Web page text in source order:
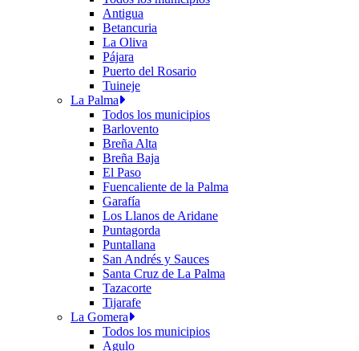
Antigua
Betancuria
La Oliva
Pájara
Puerto del Rosario
Tuineje
La Palma
Todos los municipios
Barlovento
Breña Alta
Breña Baja
El Paso
Fuencaliente de la Palma
Garafía
Los Llanos de Aridane
Puntagorda
Puntallana
San Andrés y Sauces
Santa Cruz de La Palma
Tazacorte
Tijarafe
La Gomera
Todos los municipios
Agulo